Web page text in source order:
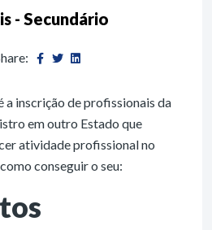
- Secundário
a inscrição de profissionais da
em outro Estado que
atividade profissional no
conseguir o seu: